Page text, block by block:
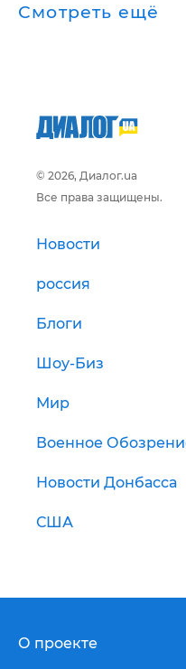
Смотреть ещё
© 2026, Диалог.ua
Все права защищены.
Новости
россия
Блоги
Шоу-Биз
Мир
Военное
Новости Донбасса
США
О проекте